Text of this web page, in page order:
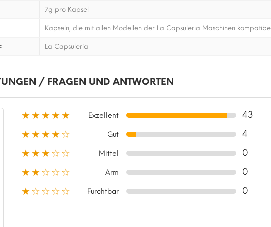
7g pro Kapsel
Kapseln, die mit allen Modellen der La Capsuleria Maschinen
La Capsuleria
/ FRAGEN UND ANTWORTEN
★★★★★ Exzellent
43
★★★★☆
Gut
4
★★★☆☆
Mittel
0
★★☆☆☆
Arm
0
★☆☆☆☆
Furchtbar 0